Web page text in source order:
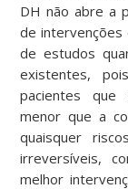
DH não abre a
de
de estudos
existentes,
pacientes que
menor que a
quaisquer
irreversíveis,
melhor